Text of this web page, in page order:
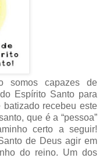
somos capazes de
Espírito Santo para
batizado recebeu este
que é a “pessoa”
certo a seguir!
de Deus agir em
do reino. Um dos